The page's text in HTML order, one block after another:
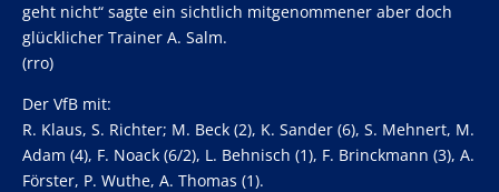
geht nicht“ sagte ein sichtlich mitgenommener aber doch
glücklicher Trainer A. Salm.
(rro)
Der VfB mit:
R. Klaus, S. Richter; M. Beck (2), K. Sander (6), S. Mehnert, M.
Adam (4), F. Noack (6/2), L. Behnisch (1), F. Brinckmann (3), A.
Förster, P. Wuthe, A. Thomas (1).